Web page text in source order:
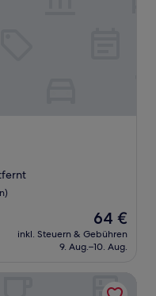
Der
Preis
beträgt
64 €
inkl. Steuern & Gebühren
9. Aug.–10. Aug.